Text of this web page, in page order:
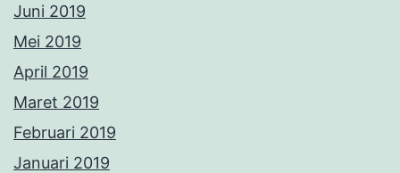
Juni 2019
Mei 2019
April 2019
Maret 2019
Februari 2019
Januari 2019